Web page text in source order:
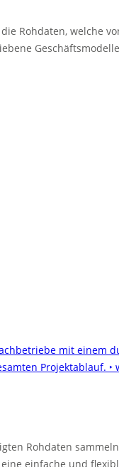
Rohdaten, welche
mit einem
Projektablauf. ‣
Rohdaten
einfache und